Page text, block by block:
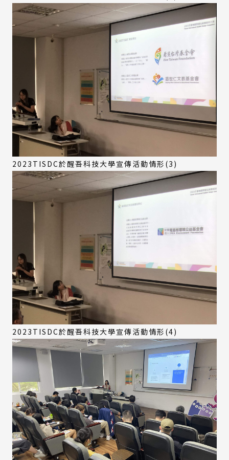
2023TISDC於醒吾科技大學宣傳活動情形(3)
2023TISDC於醒吾科技大學宣傳活動情形(4)